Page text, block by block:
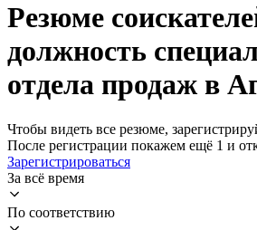
Резюме
должность
отдела продаж в
Чтобы видеть все резюме,
После регистрации покажем ещё 1 и
Зарегистрироваться
За всё время
По соответствию